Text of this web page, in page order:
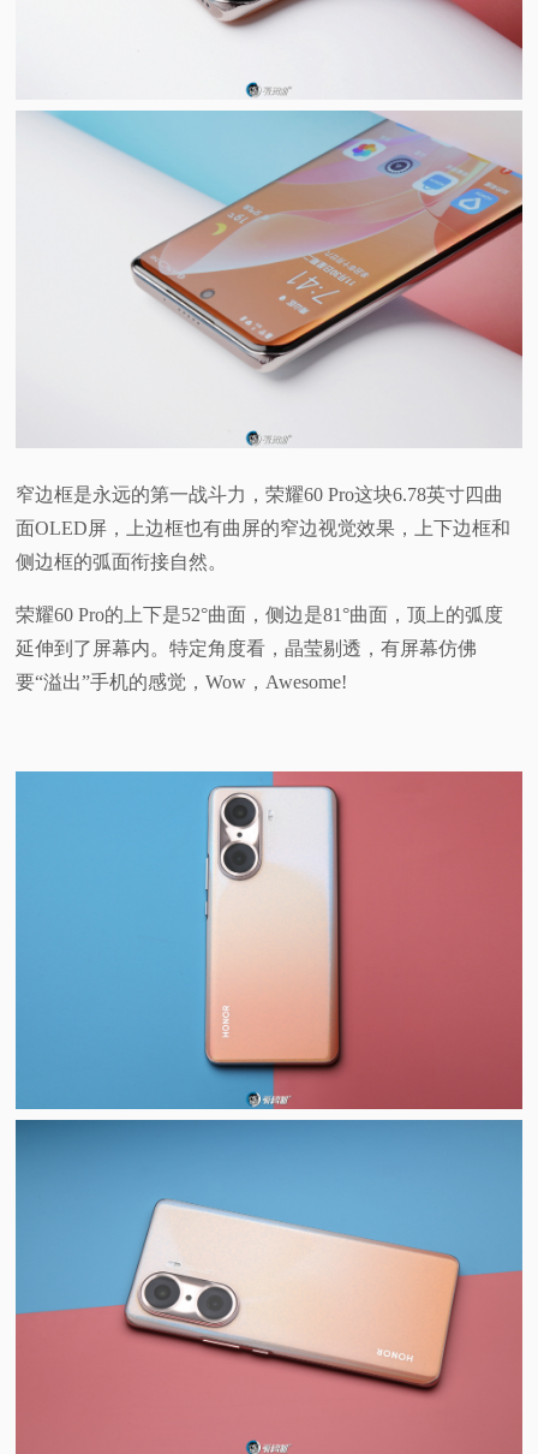
窄边框是永远的第一战斗力，荣耀60 Pro这块6.78英寸四曲
面OLED屏，上边框也有曲屏的窄边视觉效果，上下边框和
侧边框的弧面衔接自然。
荣耀60 Pro的上下是52°曲面，侧边是81°曲面，顶上的弧度
延伸到了屏幕内。特定角度看，晶莹剔透，有屏幕仿佛
要“溢出”手机的感觉，Wow，Awesome!